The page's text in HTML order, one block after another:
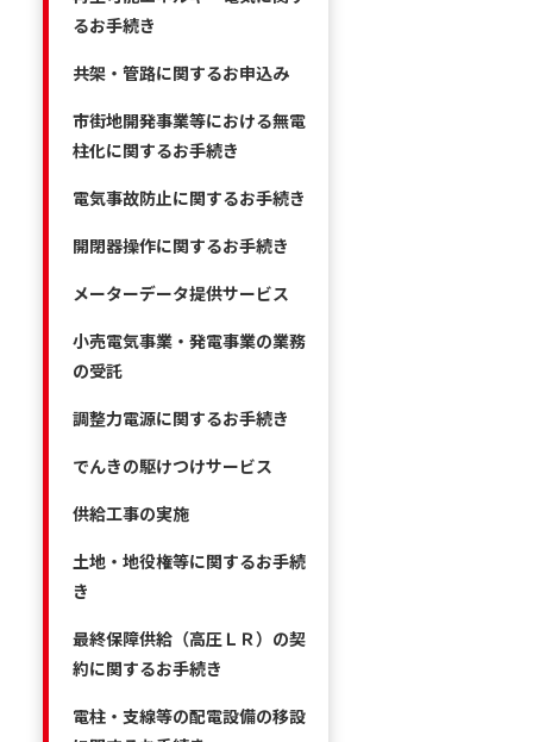
るお手続き
共架・管路に関するお申込み
市街地開発事業等における無電
柱化に関するお手続き
電気事故防止に関するお手続き
開閉器操作に関するお手続き
メーターデータ提供サービス
小売電気事業・発電事業の業務
の受託
調整力電源に関するお手続き
でんきの駆けつけサービス
供給工事の実施
土地・地役権等に関するお手続
き
最終保障供給（高圧ＬＲ）の契
約に関するお手続き
電柱・支線等の配電設備の移設